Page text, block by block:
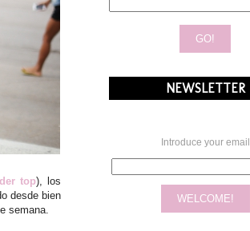
top), los
desde bien
semana.
NEWSLETTER
Introduce your email